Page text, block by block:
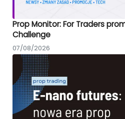
Prop Monitor: For Traders
Challenge
07/08/2026